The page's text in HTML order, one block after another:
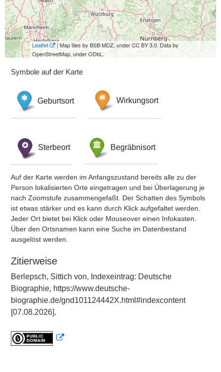
Leaflet
| Map tiles by BSB MDZ, under CC BY 3.0. Data by
OpenStreetMap, under ODbL.
Symbole auf der Karte
Geburtsort Wirkungsort
Sterbeort Begräbnisort
Auf der Karte werden im Anfangszustand bereits alle zu der
Person lokalisierten Orte eingetragen und bei Überlagerung je
nach Zoomstufe zusammengefaßt. Der Schatten des Symbols
ist etwas stärker und es kann durch Klick aufgefaltet werden.
Jeder Ort bietet bei Klick oder Mouseover einen Infokasten.
Über den Ortsnamen kann eine Suche im Datenbestand
ausgelöst werden.
Zitierweise
Berlepsch, Sittich von, Indexeintrag: Deutsche
Biographie, https://www.deutsche-
biographie.de/gnd101124442X.html#indexcontent
[07.08.2026].